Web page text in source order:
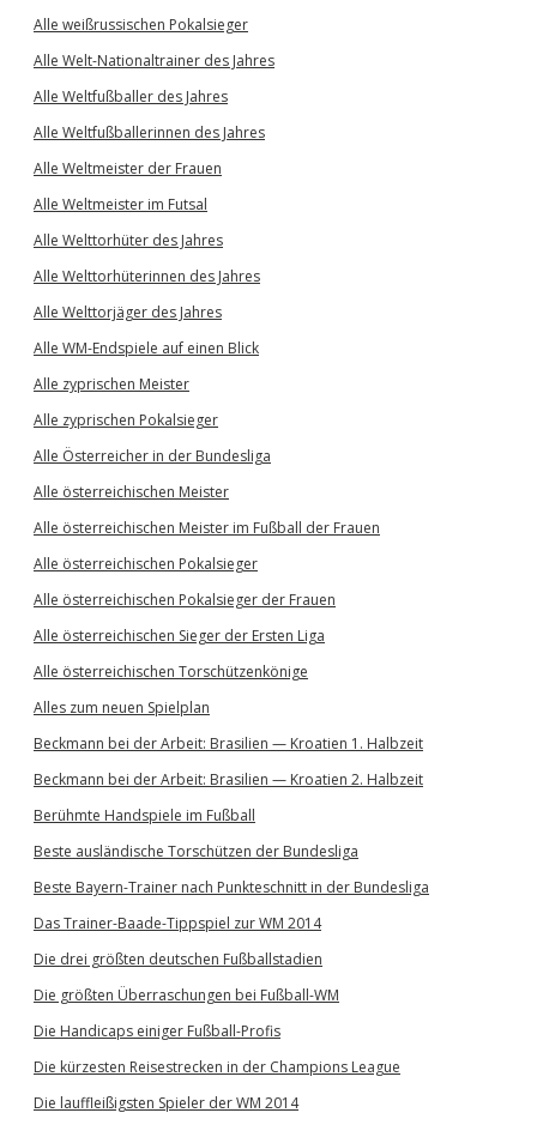
Alle weißrussischen Pokalsieger
Alle Welt-Nationaltrainer des Jahres
Alle Weltfußballer des Jahres
Alle Weltfußballerinnen des Jahres
Alle Weltmeister der Frauen
Alle Weltmeister im Futsal
Alle Welttorhüter des Jahres
Alle Welttorhüterinnen des Jahres
Alle Welttorjäger des Jahres
Alle WM-Endspiele auf einen Blick
Alle zyprischen Meister
Alle zyprischen Pokalsieger
Alle Österreicher in der Bundesliga
Alle österreichischen Meister
Alle österreichischen Meister im Fußball der Frauen
Alle österreichischen Pokalsieger
Alle österreichischen Pokalsieger der Frauen
Alle österreichischen Sieger der Ersten Liga
Alle österreichischen Torschützenkönige
Alles zum neuen Spielplan
Beckmann bei der Arbeit: Brasilien — Kroatien 1. Halbzeit
Beckmann bei der Arbeit: Brasilien — Kroatien 2. Halbzeit
Berühmte Handspiele im Fußball
Beste ausländische Torschützen der Bundesliga
Beste Bayern-Trainer nach Punkteschnitt in der Bundesliga
Das Trainer-Baade-Tippspiel zur WM 2014
Die drei größten deutschen Fußballstadien
Die größten Überraschungen bei Fußball-WM
Die Handicaps einiger Fußball-Profis
Die kürzesten Reisestrecken in der Champions League
Die lauffleißigsten Spieler der WM 2014